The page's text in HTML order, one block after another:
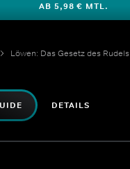
AB 5,98 € MTL.
Löwen: Das Gesetz des Rudels
DETAILS